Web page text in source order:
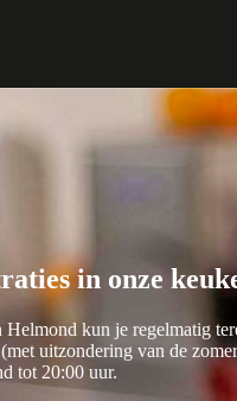
in onze
kun je regelmatig
uitzondering van de
tot 20:00 uur.